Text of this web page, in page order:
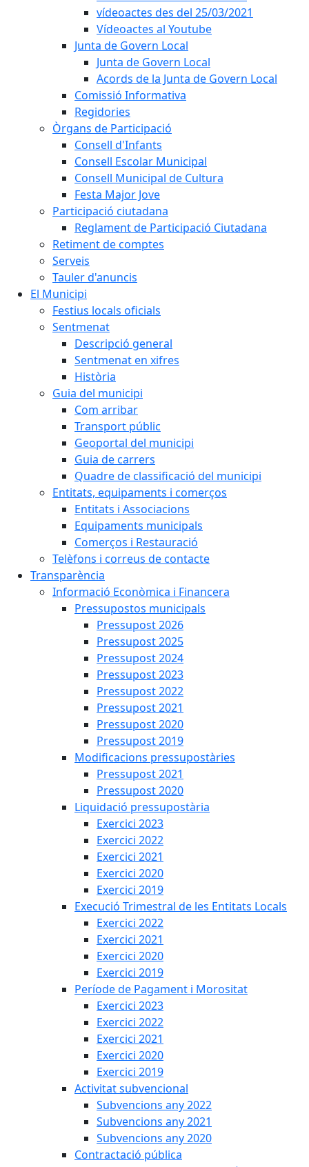
vídeoactes des del 25/03/2021
Vídeoactes al Youtube
Junta de Govern Local
Junta de Govern Local
Acords de la Junta de Govern Local
Comissió Informativa
Regidories
Òrgans de Participació
Consell d'Infants
Consell Escolar Municipal
Consell Municipal de Cultura
Festa Major Jove
Participació ciutadana
Reglament de Participació Ciutadana
Retiment de comptes
Serveis
Tauler d'anuncis
El Municipi
Festius locals oficials
Sentmenat
Descripció general
Sentmenat en xifres
Història
Guia del municipi
Com arribar
Transport públic
Geoportal del municipi
Guia de carrers
Quadre de classificació del municipi
Entitats, equipaments i comerços
Entitats i Associacions
Equipaments municipals
Comerços i Restauració
Telèfons i correus de contacte
Transparència
Informació Econòmica i Financera
Pressupostos municipals
Pressupost 2026
Pressupost 2025
Pressupost 2024
Pressupost 2023
Pressupost 2022
Pressupost 2021
Pressupost 2020
Pressupost 2019
Modificacions pressupostàries
Pressupost 2021
Pressupost 2020
Liquidació pressupostària
Exercici 2023
Exercici 2022
Exercici 2021
Exercici 2020
Exercici 2019
Execució Trimestral de les Entitats Locals
Exercici 2022
Exercici 2021
Exercici 2020
Exercici 2019
Període de Pagament i Morositat
Exercici 2023
Exercici 2022
Exercici 2021
Exercici 2020
Exercici 2019
Activitat subvencional
Subvencions any 2022
Subvencions any 2021
Subvencions any 2020
Contractació pública